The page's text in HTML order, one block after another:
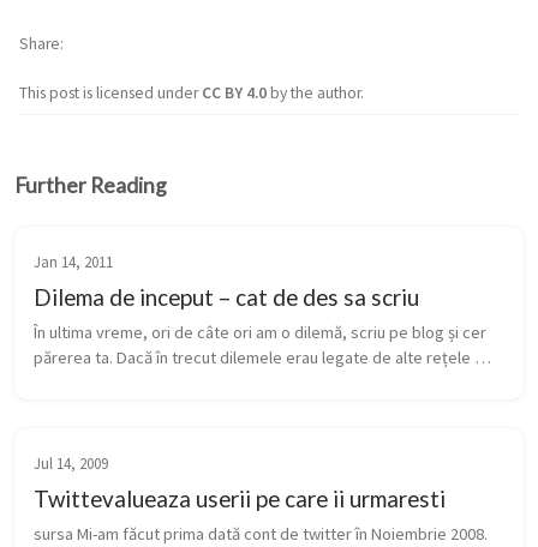
This post is licensed underCC BY 4.0by the author.
Share
Further Reading
Jan 14, 2011
Dilema de inceput – cat de des sa scriu
În ultima vreme, ori de câte ori am o dilemă, scriu pe blog și cer
părerea ta. Dacă în trecut dilemele erau legate de alte rețele
Jul 14, 2009
Twittevalueaza userii pe care ii urmaresti
sursa Mi-am făcut prima dată cont de twitter în Noiembrie 2008.